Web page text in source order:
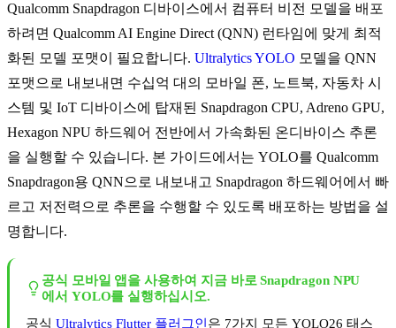
Qualcomm Snapdragon 디바이스에서 컴퓨터 비전 모델을 배포
하려면 Qualcomm AI Engine Direct (QNN) 런타임에 맞게 최적
화된 모델 포맷이 필요합니다. Ultralytics YOLO 모델을 QNN
포맷으로 내보내면 수십억 대의 모바일 폰, 노트북, 자동차 시
스템 및 IoT 디바이스에 탑재된 Snapdragon CPU, Adreno GPU,
Hexagon NPU 하드웨어 전반에서 가속화된 온디바이스 추론
을 실행할 수 있습니다. 본 가이드에서는 YOLO를 Qualcomm
Snapdragon용 QNN으로 내보내고 Snapdragon 하드웨어에서 빠
르고 저전력으로 추론을 수행할 수 있도록 배포하는 방법을 설
명합니다.
공식 모바일 앱을 사용하여 지금 바로 Snapdragon NPU
에서 YOLO를 실행하십시오.
공식 Ultralytics Flutter 플러그인 은 7가지 모든 YOLO26 태스